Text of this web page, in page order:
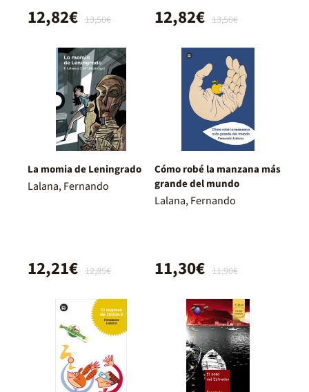
13,50€
12,82€ 13,50€
12,82€
La momia de Leningrado
Lalana, Fernando
12,85€
12,21€
Cómo robé la manzana más
grande del mundo
Lalana, Fernando
11,90€
11,30€